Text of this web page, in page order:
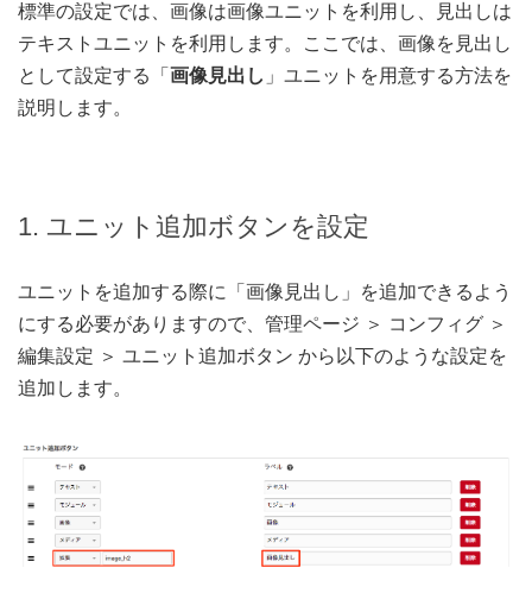
標準の設定では、画像は画像ユニットを利用し、見出しは
テキストユニットを利用します。ここでは、画像を見出し
として設定する「 画像見出し 」ユニットを用意する方法を
説明します。
1. ユニット追加ボタンを設定
ユニットを追加する際に「画像見出し」を追加できるよう
にする必要がありますので、管理ページ ＞ コンフィグ ＞
編集設定 ＞ ユニット追加ボタン から以下のような設定を
追加します。